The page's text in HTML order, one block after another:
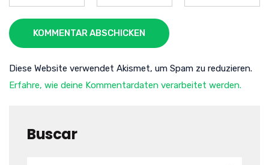
KOMMENTAR ABSCHICKEN
Diese Website verwendet Akismet, um Spam zu reduzieren.
Erfahre, wie deine Kommentardaten verarbeitet werden.
Buscar